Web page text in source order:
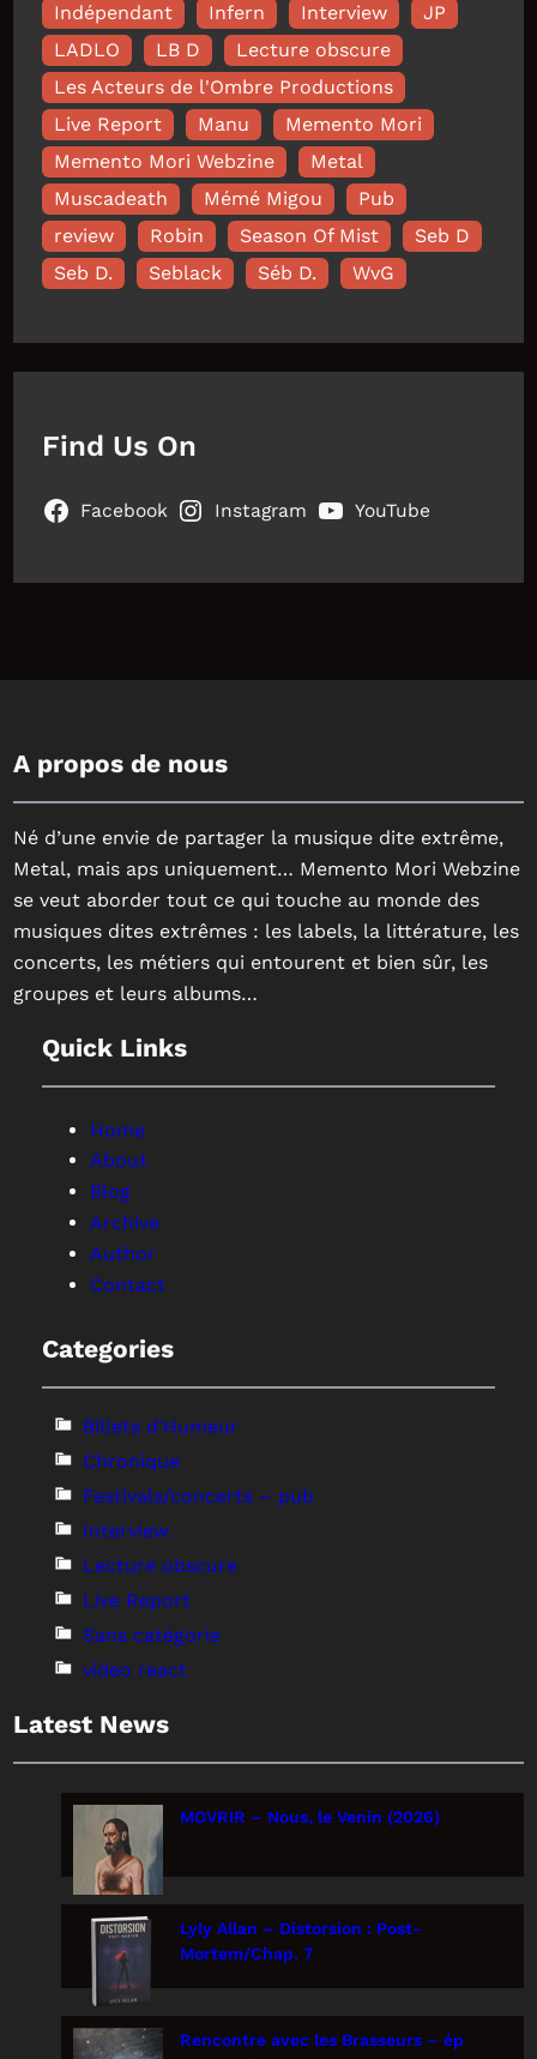
Indépendant
Infern Interview
JP
LADLO
LB D
Lecture obscure
Les Acteurs de l'Ombre Productions
Live Report
Manu
Memento Mori
Memento Mori Webzine
Metal
Muscadeath
Mémé Migou
Pub
review
Robin Season Of Mist
Seb D
Seb D.
Seblack Séb D. WvG
Find Us On
Facebook Instagram YouTube
A propos de nous
Né d’une envie de partager la musique dite extrême,
Metal, mais aps uniquement… Memento Mori Webzine
se veut aborder tout ce qui touche au monde des
musiques dites extrêmes : les labels, la littérature, les
concerts, les métiers qui entourent et bien sûr, les
groupes et leurs albums…
Quick Links
Home
About
Blog
Archive
Author
Contact
Categories
Billets d'Humeur
Chronique
Festivals/concerts – pub
Interview
Lecture obscure
Live Report
Sans catégorie
video react
Latest News
MOVRIR – Nous, le Venin (2026)
Lyly Allan – Distorsion : Post-
Mortem/Chap. 7
Rencontre avec les Brasseurs – ép